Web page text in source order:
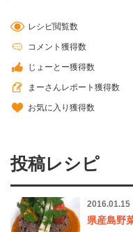
レシピ閲覧数
コメント獲得数
じょーとー獲得数
まーさんレポート獲得数
お気に入り獲得数
投稿レシピ
2016.01.15
県産島野